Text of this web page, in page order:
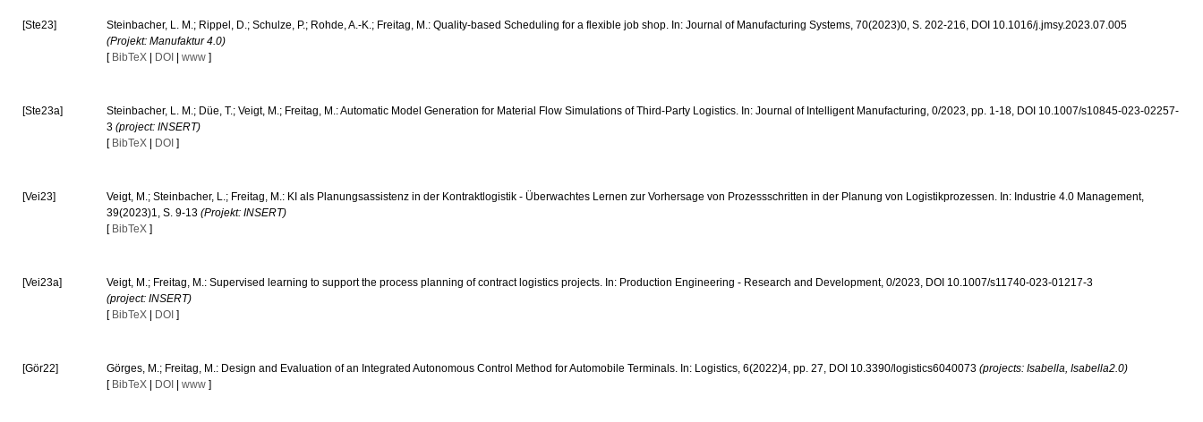
[Ste23]
Steinbacher, L. M.; Rippel, D.; Schulze, P.; Rohde, A.-K.; Freitag, M.: Quality-based Scheduling for a flexible job shop. In: Journal of Manufacturing Systems, 70(2023)0, S. 202-216, DOI 10.1016/j.jmsy.2023.07.005
(Projekt: Manufaktur 4.0)
[ BibTeX DOI |www ]
[Ste23a]
Steinbacher, L. M.; Düe, T.; Veigt, M.; Freitag, M.: Automatic Model Generation for Material Flow Simulations of Third-Party Logistics. In: Journal of Intelligent Manufacturing, 0/2023, pp. 1-18, DOI 10.1007/s10845-023-02257-
3(project: INSERT)
[ BibTeX DOI ]
[Vei23]
Veigt, M.; Steinbacher, L.; Freitag, M.: KI als Planungsassistenz in der Kontraktlogistik - Überwachtes Lernen zur Vorhersage von Prozessschritten in der Planung von Logistikprozessen. In: Industrie 4.0 Management,
39(2023)1, S. 9-13(Projekt: INSERT)
[ BibTeX ]
[Vei23a]
Veigt, M.; Freitag, M.: Supervised learning to support the process planning of contract logistics projects. In: Production Engineering - Research and Development, 0/2023, DOI 10.1007/s11740-023-01217-3
(project: INSERT)
[ BibTeX DOI ]
[Gör22] Görges, M.; Freitag, M.: Design and Evaluation of an Integrated Autonomous Control Method for Automobile Terminals. In: Logistics, 6(2022)4, pp. 27, DOI 10.3390/logistics6040073(projects: Isabella, Isabella2.0)
[ BibTeX DOI |www ]